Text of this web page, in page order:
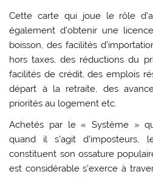
Cette carte qui joue le rôle
également d’obtenir une
boisson, des facilités
hors taxes, des réductions du
facilités de crédit, des emplois
départ à la retraite, des
priorités au logement etc.
Achetés par le « Système »
quand il s’agit
constituent son ossature
est considérable s’exerce à